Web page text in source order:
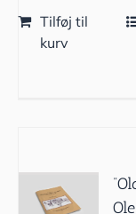
Tilføj til
kurv